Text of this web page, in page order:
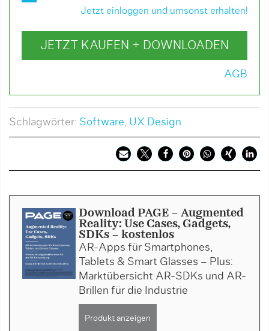
Jetzt einloggen und umsonst erhalten!
JETZT KAUFEN + DOWNLOADEN
AGB
Schlagwörter: Software, UX Design
Download PAGE - Augmented
Reality: Use Cases, Gadgets,
SDKs - kostenlos
AR-Apps für Smartphones,
Tablets & Smart Glas­ses – Plus:
Marktübersicht AR-SDKs und AR-
Brillen für die Industrie
Produkt anzeigen